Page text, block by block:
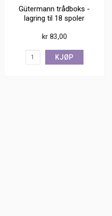
Gütermann trådboks -
lagring til 18 spoler
kr 83,00
KJØP